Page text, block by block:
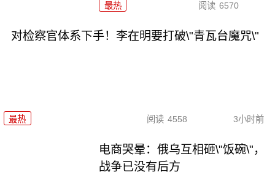
最热 阅读 6570
对检察官体系下手！李在明要打破\"青瓦台魔咒\"
最热 阅读 4558 3小时前
电商哭晕：俄乌互相砸\"饭碗\"，
战争已没有后方